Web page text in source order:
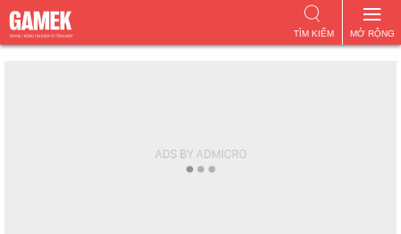
MỞ RỘNG
TÌM KIẾM